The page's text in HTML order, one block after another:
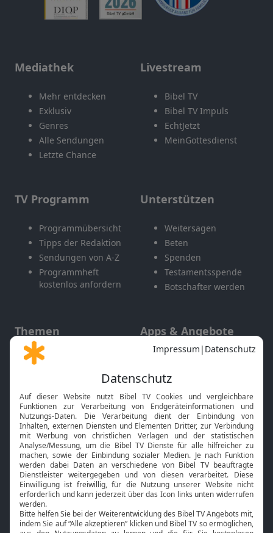
Mediathek
Mehr entdecken
Exklusiv
Genres
Alle Sendungen
Letzte Chance
Livestream
Bibel TV
Bibel TV Impuls
EchtJetzt
MeinGottesdienst
TV Programm
Programmübersicht
Tipps der Redaktion
Sendungen von A-Z
Programmheft
kostenlos anfordern
Unterstützen
Weitersagen
Beten
Spenden
Testamentsspende
Botschafter werden
Themen
Gott und Bibel erklärt
Neuigkeiten
Apps & Angebote
Mobile App
Smart TV
HbbTV
Bibelthek Online-Bibel
Nächster Gottesdienst
Bibel TV
Über uns
Service
Kontakt